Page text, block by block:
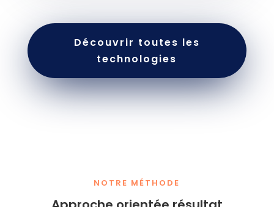
Découvrir toutes les
technologies
NOTRE MÉTHODE